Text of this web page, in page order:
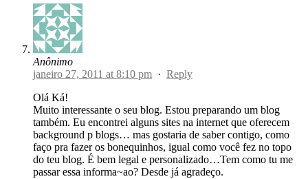
Anônimo
janeiro 27, 2011 at 8:10 pm · Reply
Olá Ká!
Muito interessante o seu blog. Estou preparando um blog
também. Eu encontrei alguns sites na internet que oferecem
background p blogs… mas gostaria de saber contigo, como
faço pra fazer os bonequinhos, igual como você fez no topo
do teu blog. É bem legal e personalizado…Tem como tu me
passar essa informa~ao? Desde já agradeço.